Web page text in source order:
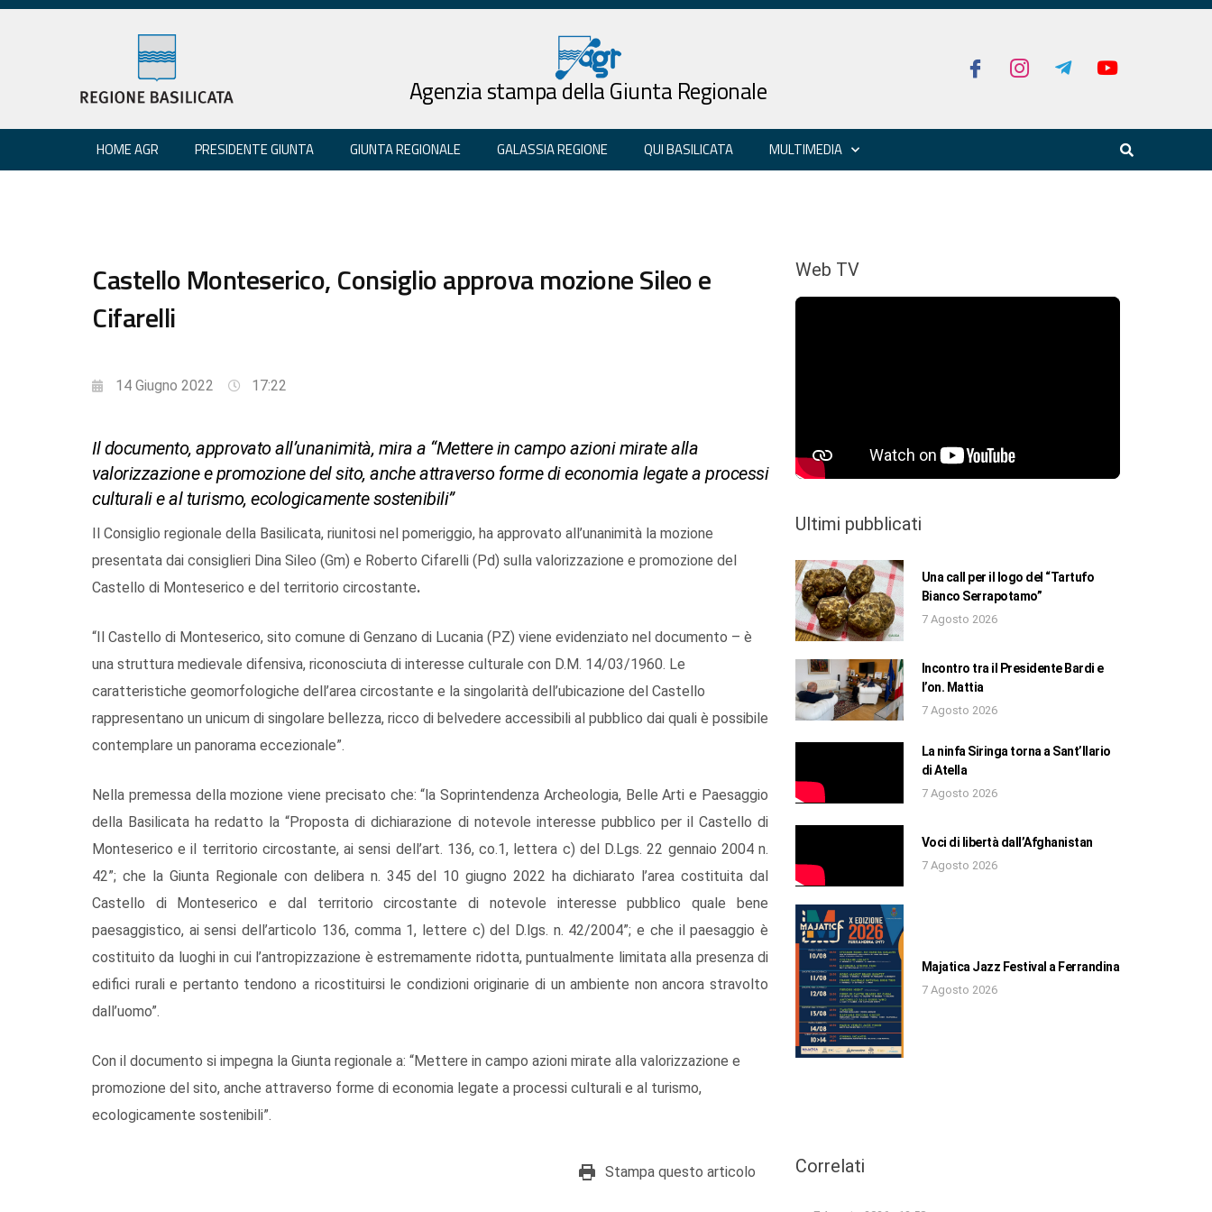
Agenzia stampa della Giunta Regionale
HOME AGR PRESIDENTE GIUNTA GIUNTA REGIONALE GALASSIA REGIONE QUI BASILICATA MULTIMEDIA
Castello Monteserico, Consiglio approva mozione Sileo e
Cifarelli
14 Giugno 2022 17:22
Il documento, approvato all’unanimità, mira a “Mettere in campo azioni mirate alla
valorizzazione e promozione del sito, anche attraverso forme di economia legate a processi
culturali e al turismo, ecologicamente sostenibili”
Il Consiglio regionale della Basilicata, riunitosi nel pomeriggio, ha approvato all’unanimità la mozione
presentata dai consiglieri Dina Sileo (Gm) e Roberto Cifarelli (Pd) sulla valorizzazione e promozione del
Castello di Monteserico e del territorio circostante.
“Il Castello di Monteserico, sito comune di Genzano di Lucania (PZ) viene evidenziato nel documento – è
una struttura medievale difensiva, riconosciuta di interesse culturale con D.M. 14/03/1960. Le
caratteristiche geomorfologiche dell’area circostante e la singolarità dell’ubicazione del Castello
rappresentano un unicum di singolare bellezza, ricco di belvedere accessibili al pubblico dai quali è possibile
contemplare un panorama eccezionale”.
Nella premessa della mozione viene precisato che: “la Soprintendenza Archeologia, Belle Arti e Paesaggio
della Basilicata ha redatto la “Proposta di dichiarazione di notevole interesse pubblico per il Castello di
Monteserico e il territorio circostante, ai sensi dell’art. 136, co.1, lettera c) del D.Lgs. 22 gennaio 2004 n.
42”; che la Giunta Regionale con delibera n. 345 del 10 giugno 2022 ha dichiarato l’area costituita dal
Castello di Monteserico e dal territorio circostante di notevole interesse pubblico quale bene
paesaggistico, ai sensi dell’articolo 136, comma 1, lettere c) del D.lgs. n. 42/2004”; e che il paesaggio è
costituito da luoghi in cui l’antropizzazione è estremamente ridotta, puntualmente limitata alla presenza di
edifici rurali e pertanto tendono a ricostituirsi le condizioni originarie di un ambiente non ancora stravolto
dall’uomo”.
Con il documento si impegna la Giunta regionale a: “Mettere in campo azioni mirate alla valorizzazione e
promozione del sito, anche attraverso forme di economia legate a processi culturali e al turismo,
ecologicamente sostenibili”.
Stampa questo articolo
Web TV
Ultimi pubblicati
Una call per il logo del “Tartufo
Bianco Serrapotamo”
7 Agosto 2026
Incontro tra il Presidente Bardi e
l’on. Mattia
7 Agosto 2026
La ninfa Siringa torna a Sant’Ilario
di Atella
7 Agosto 2026
Voci di libertà dall’Afghanistan
7 Agosto 2026
Majatica Jazz Festival a Ferrandina
7 Agosto 2026
Correlati